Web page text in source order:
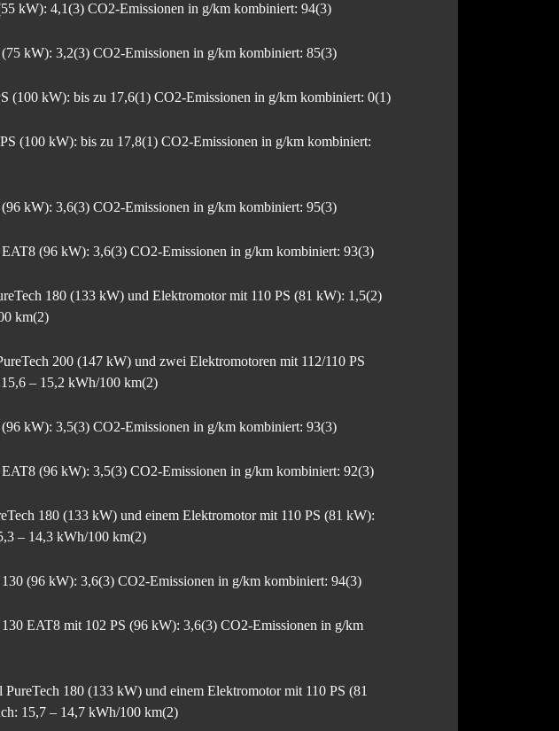
kW): 4,1(3) CO2-Emissionen in g/km kombiniert: 94(3)
kW): 3,2(3) CO2-Emissionen in g/km kombiniert: 85(3)
(100 kW): bis zu 17,6(1) CO2-Emissionen in g/km kombiniert: 0(1)
(100 kW): bis zu 17,8(1) CO2-Emissionen in g/km kombiniert:
kW): 3,6(3) CO2-Emissionen in g/km kombiniert: 95(3)
(96 kW): 3,6(3) CO2-Emissionen in g/km kombiniert: 93(3)
180 (133 kW) und Elektromotor mit 110 PS (81 kW): 1,5(2)
km(2)
200 (147 kW) und zwei Elektromotoren mit 112/110 PS
– 15,2 kWh/100 km(2)
kW): 3,5(3) CO2-Emissionen in g/km kombiniert: 93(3)
(96 kW): 3,5(3) CO2-Emissionen in g/km kombiniert: 92(3)
180 (133 kW) und einem Elektromotor mit 110 PS (81 kW):
– 14,3 kWh/100 km(2)
(96 kW): 3,6(3) CO2-Emissionen in g/km kombiniert: 94(3)
EAT8 mit 102 PS (96 kW): 3,6(3) CO2-Emissionen in g/km
180 (133 kW) und einem Elektromotor mit 110 PS (81
15,7 – 14,7 kWh/100 km(2)